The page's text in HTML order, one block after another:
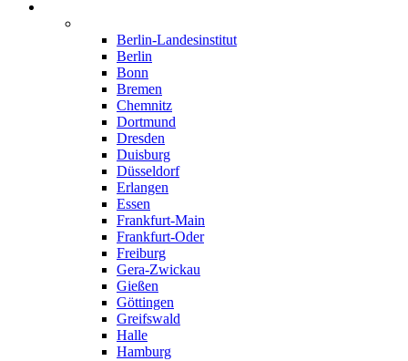
Berlin-Landesinstitut
Berlin
Bonn
Bremen
Chemnitz
Dortmund
Dresden
Duisburg
Düsseldorf
Erlangen
Essen
Frankfurt-Main
Frankfurt-Oder
Freiburg
Gera-Zwickau
Gießen
Göttingen
Greifswald
Halle
Hamburg